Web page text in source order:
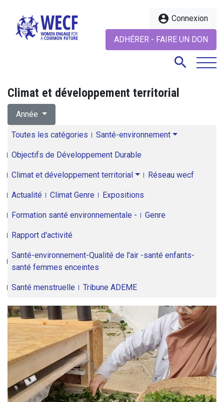
account_circle Connexion
ADHÉRER - FAIRE UN DON
search
Climat et développement territorial
Année
Toutes les catégories Santé-environnement
Objectifs de Développement Durable
Climat et développement territorial Réseau wecf
Actualité Climat Genre Expositions
Formation santé environnementale - Genre
Rapport d'activité
Santé-environnement-Qualité de l'air -santé enfants-
santé femmes enceintes
Santé menstruelle Tribune ADEME